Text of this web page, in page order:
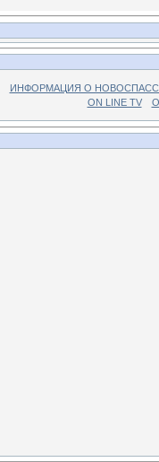
ИНФОРМАЦИЯ О
ON LINE TV